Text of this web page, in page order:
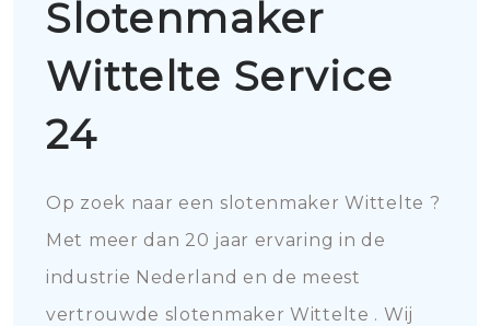
Slotenmaker
Wittelte Service
24
Op zoek naar een slotenmaker Wittelte ?
Met meer dan 20 jaar ervaring in de
industrie Nederland en de meest
vertrouwde slotenmaker Wittelte . Wij